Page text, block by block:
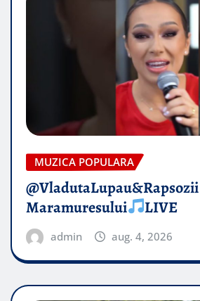
MUZICA POPULARA
@VladutaLupau&Rapsozii
Maramuresului
LIVE
admin aug. 4, 2026